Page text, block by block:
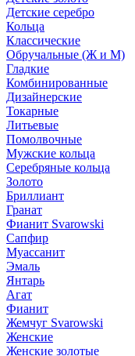
Детские серебро
Кольца
Классические
Обручальные (Ж и М)
Гладкие
Комбинированные
Дизайнерские
Токарные
Литьевые
Помолвочные
Мужские кольца
Серебряные кольца
Золото
Бриллиант
Гранат
Фианит Svarowski
Сапфир
Муассанит
Эмаль
Янтарь
Агат
Фианит
Жемчуг Svarowski
Женские
Женские золотые